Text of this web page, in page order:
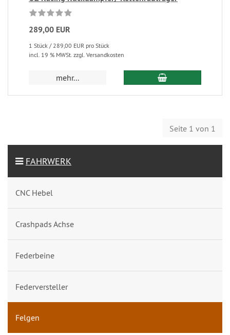
289,00 EUR
1 Stück / 289,00 EUR pro Stück
incl. 19 % MWSt. zzgl. Versandkosten
mehr...
Seite 1 von 1
FAHRWERK
CNC Hebel
Crashpads Achse
Federbeine
Federversteller
Felgen